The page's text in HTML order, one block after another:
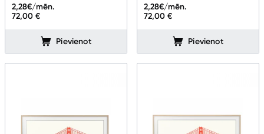
SCFF75BWBXC
72,00 €
2,28€/mēn.
Pievienot
72,00 €
2,28€/mēn.
Pievienot